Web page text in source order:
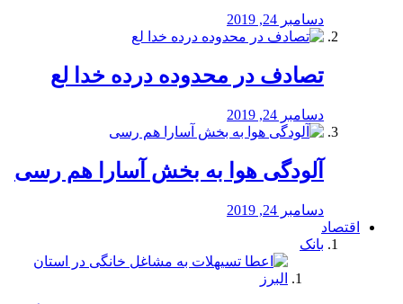
دسامبر 24, 2019
تصادف در محدوده درده خدا لع
دسامبر 24, 2019
آلودگی هوا به بخش آسارا هم رسی
دسامبر 24, 2019
اقتصاد
بانک